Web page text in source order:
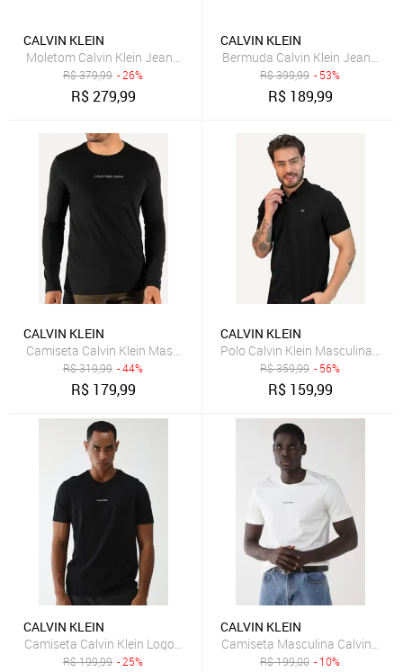
CALVIN KLEIN
Moletom Calvin Klein Jeans Masculino Crewneck Light Front Logo
R$379,99 - 26%
R$279,99
CALVIN KLEIN
Bermuda Calvin Klein Jeans
R$399,99 - 53%
R$ 189,99
CALVIN KLEIN
Camiseta Calvin Klein Masculina Manga Longa Institutional Grey
R$319,99 - 44%
R$ 179,99
CALVIN KLEIN
Polo Calvin Klein Masculina
R$359,99 - 56%
R$ 159,99
CALVIN KLEIN
Camiseta Calvin Klein Logo Preta
R$199,99 - 25%
CALVIN KLEIN
Camiseta Masculina Calvin
R$199,00 - 10%